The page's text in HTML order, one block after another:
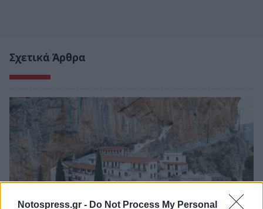
Notospress.gr - Do Not Process My Personal
Σχετικά Άρθρα